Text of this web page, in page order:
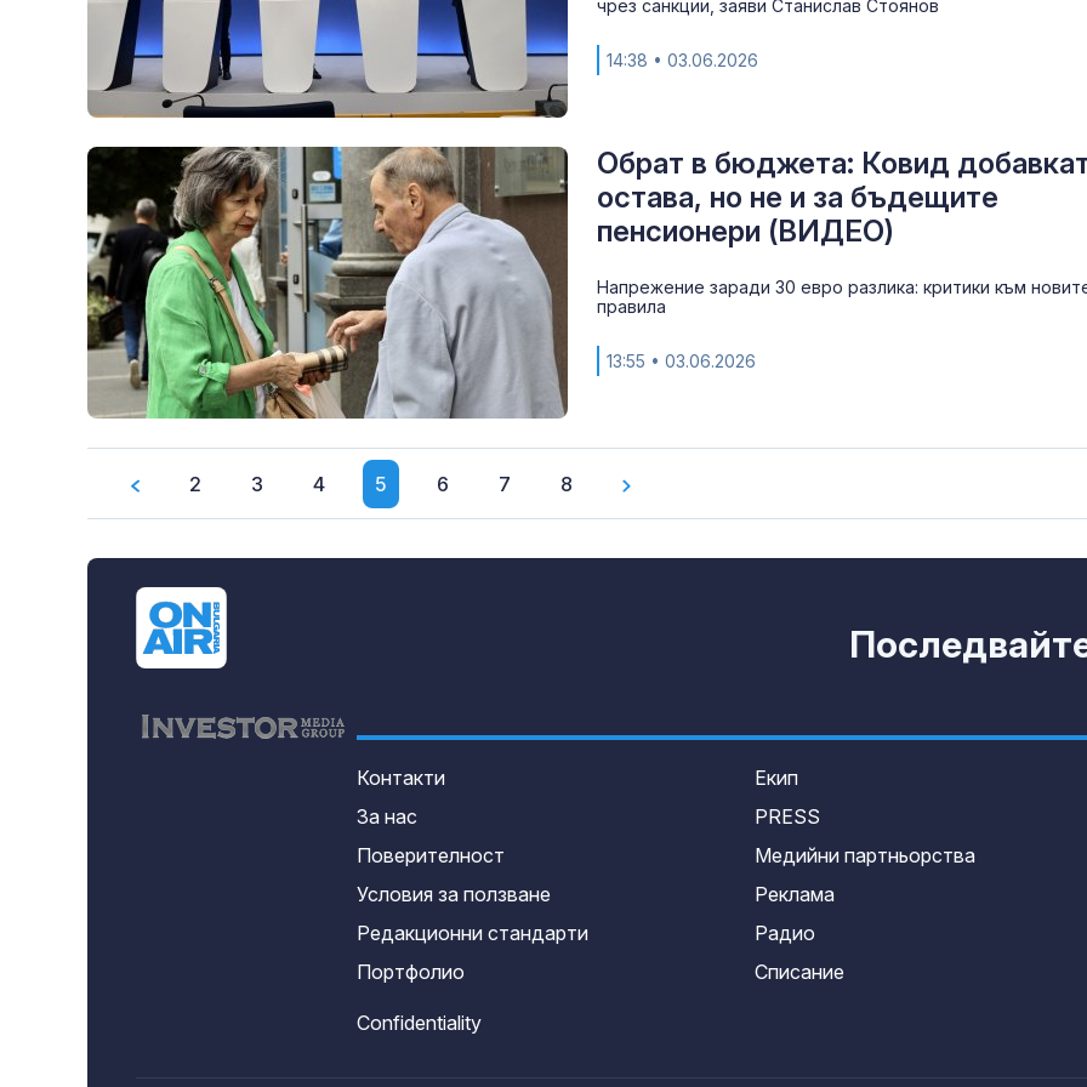
чрез санкции, заяви Станислав Стоянов
14:38 • 03.06.2026
Обрат в бюджета: Ковид
остава, но не и за бъдещите
пенсионери (ВИДЕО)
Напрежение заради 30 евро разлика: критики към
правила
13:55 • 03.06.2026
2 3 4 5 6 7 8
Контакти
За нас
Поверителност
Условия за ползване
Редакционни стандарти
Портфолио
Екип
PRESS
Медийни партньорства
Реклама
Радио
Списание
Confidentiality